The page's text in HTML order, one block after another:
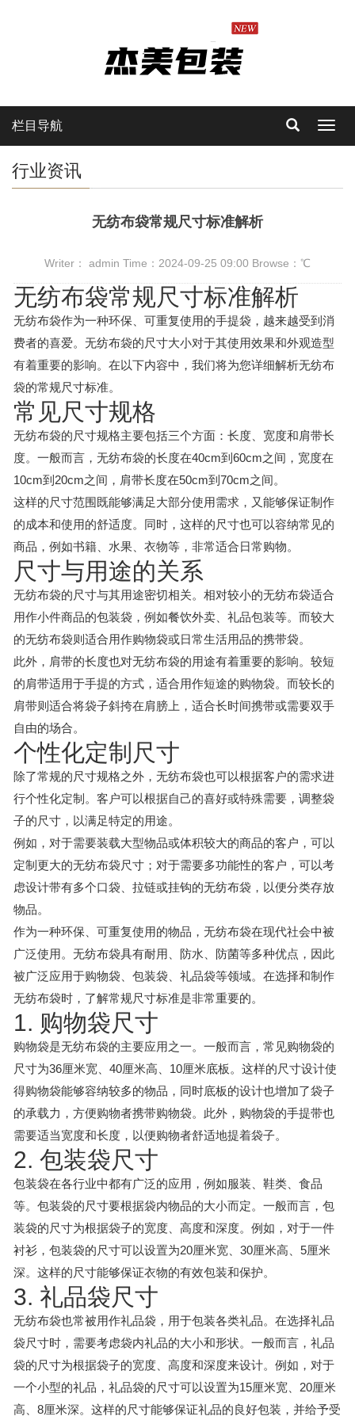
栏目导航
行业资讯
无纺布袋常规尺寸标准解析
Writer： admin Time：2024-09-25 09:00 Browse： ℃
无纺布袋常规尺寸标准解析
无纺布袋作为一种环保、可重复使用的手提袋，越来越受到消
费者的喜爱。无纺布袋的尺寸大小对于其使用效果和外观造型
有着重要的影响。在以下内容中，我们将为您详细解析无纺布
袋的常规尺寸标准。
常见尺寸规格
无纺布袋的尺寸规格主要包括三个方面：长度、宽度和肩带长
度。一般而言，无纺布袋的长度在40cm到60cm之间，宽度在
10cm到20cm之间，肩带长度在50cm到70cm之间。
这样的尺寸范围既能够满足大部分使用需求，又能够保证制作
的成本和使用的舒适度。同时，这样的尺寸也可以容纳常见的
商品，例如书籍、水果、衣物等，非常适合日常购物。
尺寸与用途的关系
无纺布袋的尺寸与其用途密切相关。相对较小的无纺布袋适合
用作小件商品的包装袋，例如餐饮外卖、礼品包装等。而较大
的无纺布袋则适合用作购物袋或日常生活用品的携带袋。
此外，肩带的长度也对无纺布袋的用途有着重要的影响。较短
的肩带适用于手提的方式，适合用作短途的购物袋。而较长的
肩带则适合将袋子斜挎在肩膀上，适合长时间携带或需要双手
自由的场合。
个性化定制尺寸
除了常规的尺寸规格之外，无纺布袋也可以根据客户的需求进
行个性化定制。客户可以根据自己的喜好或特殊需要，调整袋
子的尺寸，以满足特定的用途。
例如，对于需要装载大型物品或体积较大的商品的客户，可以
定制更大的无纺布袋尺寸；对于需要多功能性的客户，可以考
虑设计带有多个口袋、拉链或挂钩的无纺布袋，以便分类存放
物品。
作为一种环保、可重复使用的物品，无纺布袋在现代社会中被
广泛使用。无纺布袋具有耐用、防水、防菌等多种优点，因此
被广泛应用于购物袋、包装袋、礼品袋等领域。在选择和制作
无纺布袋时，了解常规尺寸标准是非常重要的。
1. 购物袋尺寸
购物袋是无纺布袋的主要应用之一。一般而言，常见购物袋的
尺寸为36厘米宽、40厘米高、10厘米底板。这样的尺寸设计使
得购物袋能够容纳较多的物品，同时底板的设计也增加了袋子
的承载力，方便购物者携带购物袋。此外，购物袋的手提带也
需要适当宽度和长度，以便购物者舒适地提着袋子。
2. 包装袋尺寸
包装袋在各行业中都有广泛的应用，例如服装、鞋类、食品
等。包装袋的尺寸要根据袋内物品的大小而定。一般而言，包
装袋的尺寸为根据袋子的宽度、高度和深度。例如，对于一件
衬衫，包装袋的尺寸可以设置为20厘米宽、30厘米高、5厘米
深。这样的尺寸能够保证衣物的有效包装和保护。
3. 礼品袋尺寸
无纺布袋也常被用作礼品袋，用于包装各类礼品。在选择礼品
袋尺寸时，需要考虑袋内礼品的大小和形状。一般而言，礼品
袋的尺寸为根据袋子的宽度、高度和深度来设计。例如，对于
一个小型的礼品，礼品袋的尺寸可以设置为15厘米宽、20厘米
高、8厘米深。这样的尺寸能够保证礼品的良好包装，并给予受